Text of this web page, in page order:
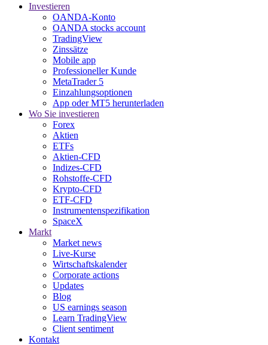
Investieren
OANDA-Konto
OANDA stocks account
TradingView
Zinssätze
Mobile app
Professioneller Kunde
MetaTrader 5
Einzahlungsoptionen
App oder MT5 herunterladen
Wo Sie investieren
Forex
Aktien
ETFs
Aktien-CFD
Indizes-CFD
Rohstoffe-CFD
Krypto-CFD
ETF-CFD
Instrumentenspezifikation
SpaceX
Markt
Market news
Live-Kurse
Wirtschaftskalender
Corporate actions
Updates
Blog
US earnings season
Learn TradingView
Client sentiment
Kontakt